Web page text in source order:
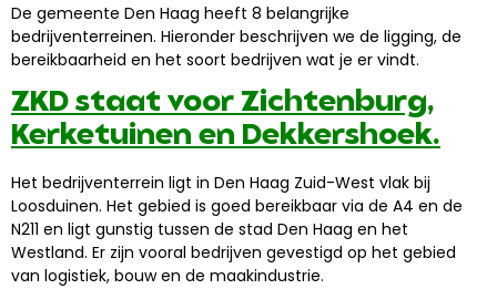
De gemeente Den Haag heeft 8 belangrijke
bedrijventerreinen. Hieronder beschrijven we de ligging, de
bereikbaarheid en het soort bedrijven wat je er vindt.
ZKD staat voor Zichtenburg,
Kerketuinen en Dekkershoek.
Het bedrijventerrein ligt in Den Haag Zuid-West vlak bij
Loosduinen. Het gebied is goed bereikbaar via de A4 en de
N211 en ligt gunstig tussen de stad Den Haag en het
Westland. Er zijn vooral bedrijven gevestigd op het gebied
van logistiek, bouw en de maakindustrie.